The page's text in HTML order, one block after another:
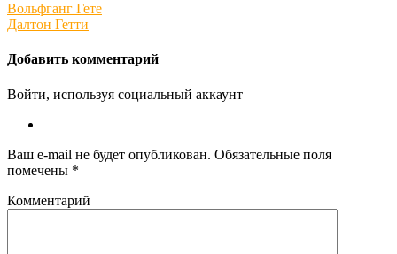
Вольфганг Гете
Далтон Гетти
Добавить комментарий
Войти, используя социальный аккаунт
Ваш e-mail не будет опубликован. Обязательные поля
помечены *
Комментарий